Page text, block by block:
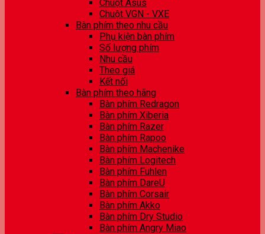
Chuột Asus
Chuột VGN - VXE
Bàn phím theo nhu cầu
Phụ kiện bàn phím
Số lượng phím
Nhu cầu
Theo giá
Kết nối
Bàn phím theo hãng
Bàn phím Redragon
Bàn phím Xiberia
Bàn phím Razer
Bàn phím Rapoo
Bàn phím Machenike
Bàn phím Logitech
Bàn phím Fuhlen
Bàn phím DareU
Bàn phím Corsair
Bàn phím Akko
Bàn phím Dry Studio
Bàn phím Angry Miao